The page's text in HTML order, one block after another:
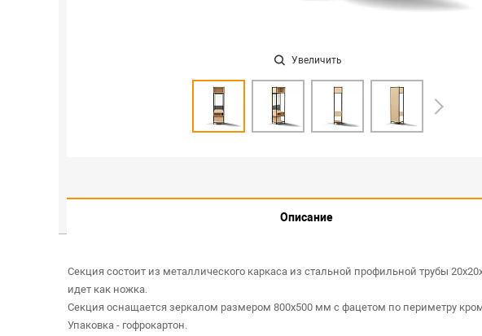
Увеличить
Описание
Секция состоит из металлического каркаса из стальной профильной трубы
идет как ножка.
Секция оснащается зеркалом размером 800х500 мм с фацетом по периметру
Упаковка - гофрокартон.